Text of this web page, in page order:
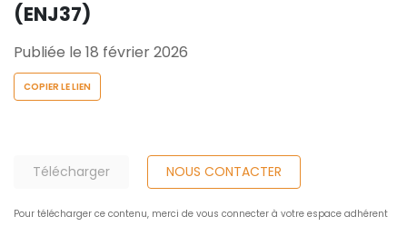
(ENJ37)
Publiée le 18 février 2026
COPIER LE LIEN
Télécharger NOUS CONTACTER
Pour télécharger ce contenu, merci de vous connecter à votre espace adhérent